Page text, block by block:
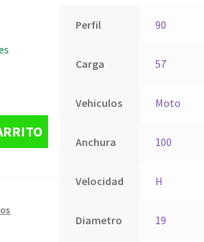
Perfil 90
Carga 57
Vehiculos Moto
Anchura 100
Velocidad H
Diametro 19